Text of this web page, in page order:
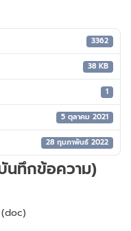
3362
38 KB
1
5 ตุลาคม 2021
28 กุมภาพันธ์ 2022
นทึกข้อความ)